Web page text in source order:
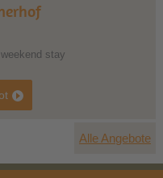
stay
Alle Angebote